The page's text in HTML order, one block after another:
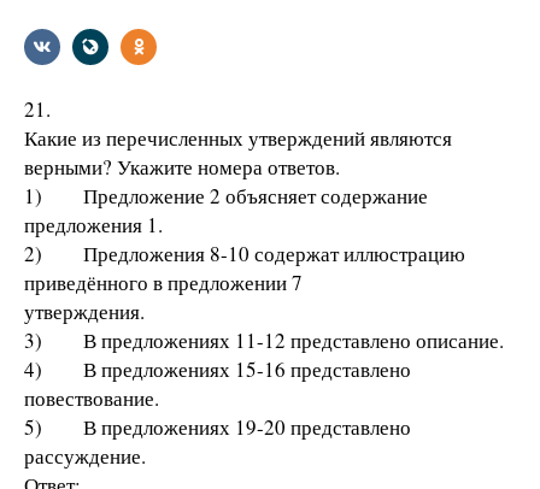
21.
Какие из перечисленных утверждений являются
верными? Укажите номера ответов.
1) Предложение 2 объясняет содержание
предложения 1.
2) Предложения 8-10 содержат иллюстрацию
приведённого в предложении 7
утверждения.
3) В предложениях 11-12 представлено описание.
4) В предложениях 15-16 представлено
повествование.
5) В предложениях 19-20 представлено
рассуждение.